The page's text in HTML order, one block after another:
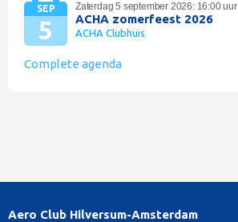
SEP
5
Zaterdag 5 september 2026: 16:00 uur
ACHA zomerfeest 2026
ACHA Clubhuis
Complete agenda
Aero Club Hilversum-Amsterdam